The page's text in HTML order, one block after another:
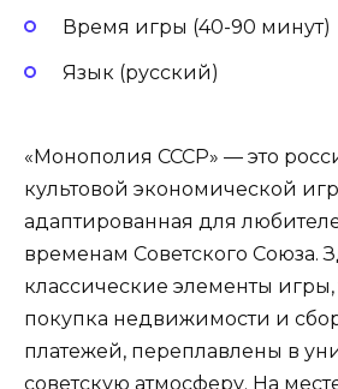
Время игры (40-90 минут)
Язык (русский)
«Монополия СССР» — это
культовой экономической
адаптированная для
временам Советского Союза.
классические элементы игры,
покупка недвижимости и
платежей, переплавлены в
советскую атмосферу. На